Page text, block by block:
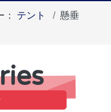
テント
懸垂